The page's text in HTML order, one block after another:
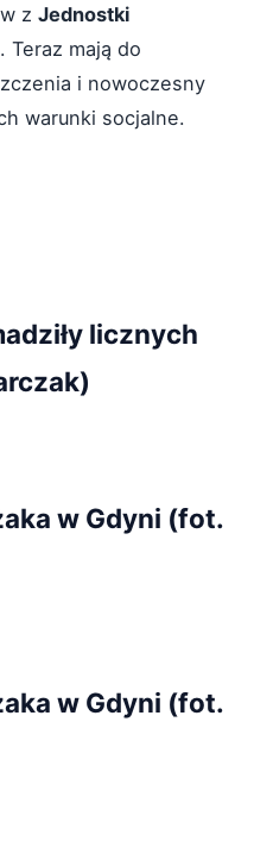
z Jednostki
. Teraz mają do
i nowoczesny
warunki socjalne.
licznych
w Gdyni (fot.
w Gdyni (fot.